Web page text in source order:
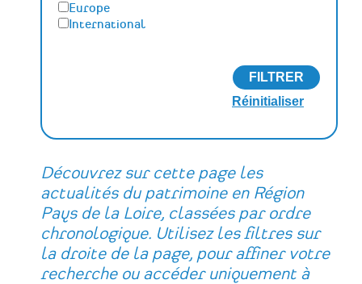
Découvrez sur cette page les
actualités du patrimoine en Région
Pays de la Loire, classées par ordre
chronologique. Utilisez les filtres sur
la droite de la page, pour affiner votre
recherche ou accéder uniquement à
Europe
International